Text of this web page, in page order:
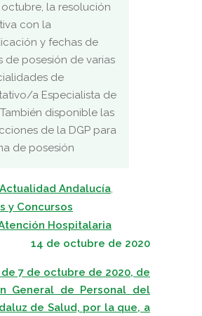
octubre, la resolución
con la
y fechas de
de posesión de varias
de
a Especialista de
disponible las
de la DGP para
de posesión
Actualidad Andalucía,
y Concursos
Hospitalaria
14 de octubre de 2020
7 de octubre de 2020, de
General de Personal del
de Salud, por la que, a